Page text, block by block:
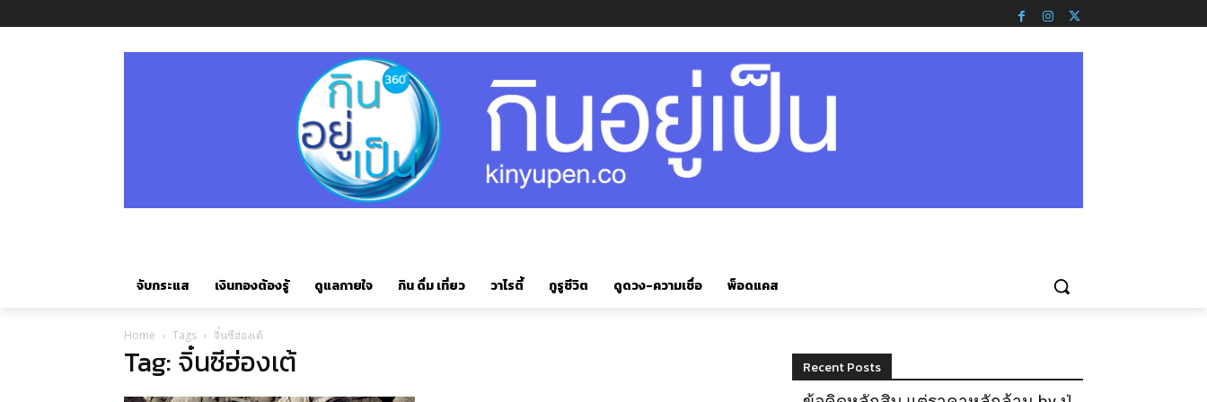
จับกระแส เงินทองต้องรู้ ดูแลกายใจ กิน ดื่ม เที่ยว วาไรตี้ กูรูชีวิต ดูดวง-ความเชื่อ พ็อดแคส
Home Tags จิ๋นซีฮ่องเต้
Tag: จิ๋นซีฮ่องเต้ Recent Posts